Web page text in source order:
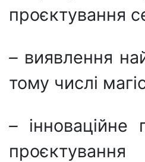
проєктування
– виявлення
тому числі
–інноваційне